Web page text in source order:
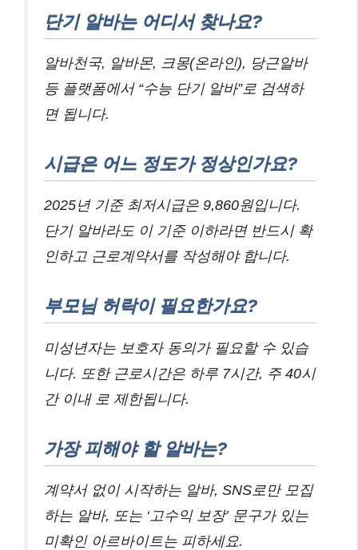
단기 알바는 어디서 찾나요?
알바천국, 알바몬, 크몽(온라인), 당근알바
등 플랫폼에서 “수능 단기 알바”로 검색하
면 됩니다.
시급은 어느 정도가 정상인가요?
2025년 기준 최저시급은 9,860원입니다.
단기 알바라도 이 기준 이하라면 반드시 확
인하고 근로계약서를 작성해야 합니다.
부모님 허락이 필요한가요?
미성년자는 보호자 동의가 필요할 수 있습
니다. 또한 근로시간은 하루 7시간, 주 40시
간 이내 로 제한됩니다.
가장 피해야 할 알바는?
계약서 없이 시작하는 알바, SNS로만 모집
하는 알바, 또는 ‘고수익 보장’ 문구가 있는
미확인 아르바이트는 피하세요.